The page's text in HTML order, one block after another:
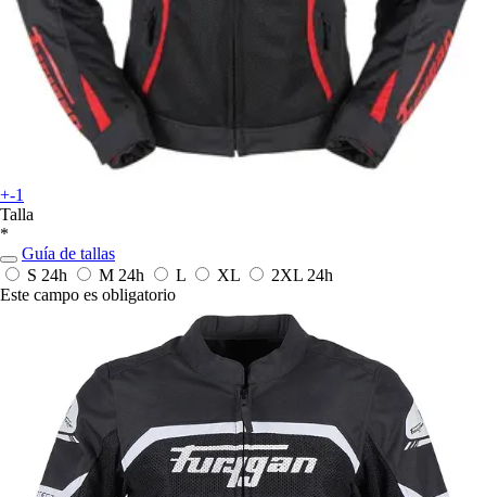
+-1
Talla
*
Guía de tallas
S 24h M 24h L XL 2XL 24h
Este campo es obligatorio